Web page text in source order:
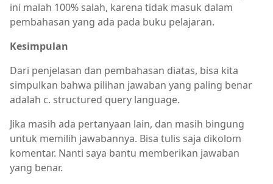
ini malah 100% salah, karena tidak masuk dalam
pembahasan yang ada pada buku pelajaran.
Kesimpulan
Dari penjelasan dan pembahasan diatas, bisa kita
simpulkan bahwa pilihan jawaban yang paling benar
adalah c. structured query language.
Jika masih ada pertanyaan lain, dan masih bingung
untuk memilih jawabannya. Bisa tulis saja dikolom
komentar. Nanti saya bantu memberikan jawaban
yang benar.